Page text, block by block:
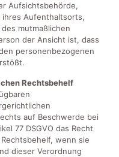
Aufsichtsbehörde,
Aufenthaltsorts,
mutmaßlichen
der Ansicht ist, dass
personenbezogenen
Rechtsbehelf
auf Beschwerde bei
77 DSGVO das Recht
wenn sie
dieser Verordnung